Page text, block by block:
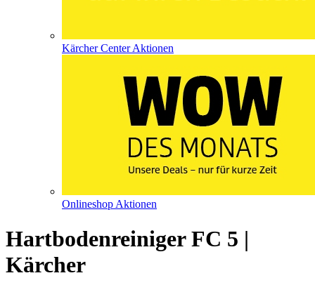
Kärcher Center Aktionen
Onlineshop Aktionen
Hartbodenreiniger FC 5 |
Kärcher